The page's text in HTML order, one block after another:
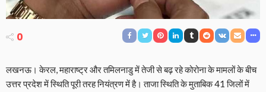
0
लखनऊ। केरल, महाराष्ट्र और तमिलनाडु में तेजी से बढ़ रहे कोरोना के मामलों के बीच
उत्तर प्रदेश में स्थिति पूरी तरह नियंत्रण में है। ताजा स्थिति के मुताबिक 41 जिलों में